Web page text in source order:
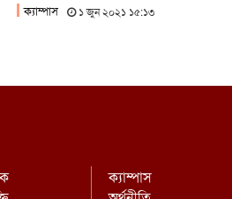
ক্যাম্পাস ১ জুন ২০২১ ১৫:১৩
ক্যাম্পাস